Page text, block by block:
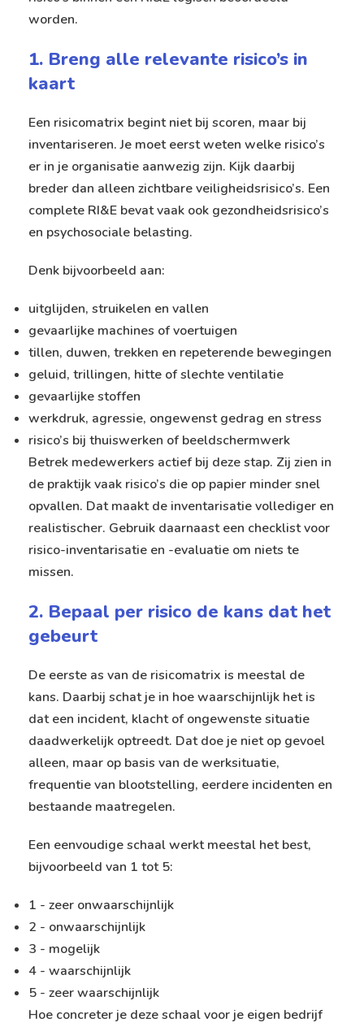
worden.
1. Breng alle relevante risico’s in
kaart
Een risicomatrix begint niet bij scoren, maar bij
inventariseren. Je moet eerst weten welke risico’s
er in je organisatie aanwezig zijn. Kijk daarbij
breder dan alleen zichtbare veiligheidsrisico’s. Een
complete RI&E bevat vaak ook gezondheidsrisico’s
en psychosociale belasting.
Denk bijvoorbeeld aan:
uitglijden, struikelen en vallen
gevaarlijke machines of voertuigen
tillen, duwen, trekken en repeterende bewegingen
geluid, trillingen, hitte of slechte ventilatie
gevaarlijke stoffen
werkdruk, agressie, ongewenst gedrag en stress
risico’s bij thuiswerken of beeldschermwerk
Betrek medewerkers actief bij deze stap. Zij zien in
de praktijk vaak risico’s die op papier minder snel
opvallen. Dat maakt de inventarisatie vollediger en
realistischer. Gebruik daarnaast een checklist voor
risico-inventarisatie en -evaluatie om niets te
missen.
2. Bepaal per risico de kans dat het
gebeurt
De eerste as van de risicomatrix is meestal de
kans. Daarbij schat je in hoe waarschijnlijk het is
dat een incident, klacht of ongewenste situatie
daadwerkelijk optreedt. Dat doe je niet op gevoel
alleen, maar op basis van de werksituatie,
frequentie van blootstelling, eerdere incidenten en
bestaande maatregelen.
Een eenvoudige schaal werkt meestal het best,
bijvoorbeeld van 1 tot 5:
1 - zeer onwaarschijnlijk
2 - onwaarschijnlijk
3 - mogelijk
4 - waarschijnlijk
5 - zeer waarschijnlijk
Hoe concreter je deze schaal voor je eigen bedrijf